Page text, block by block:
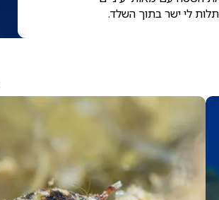
לי ישר בתוך השלד.